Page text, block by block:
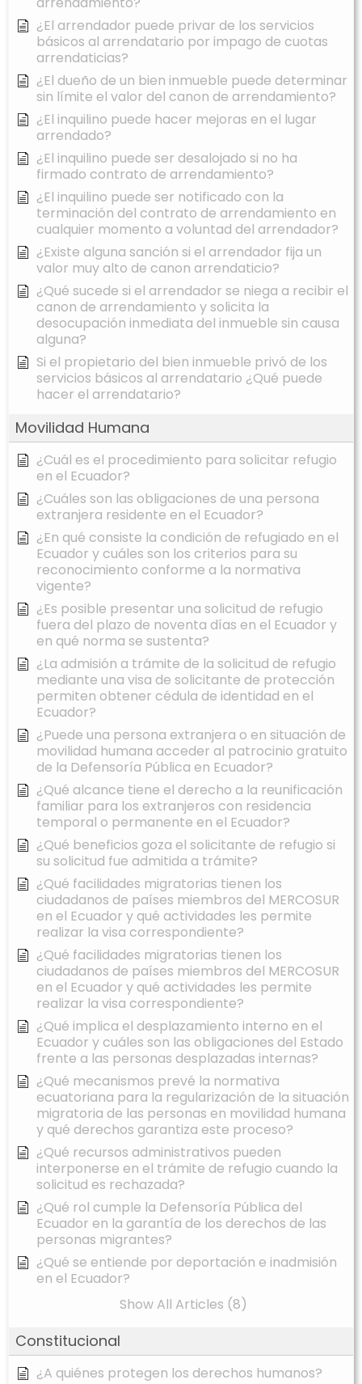
¿El arrendador puede privar de los servicios
básicos al arrendatario por impago de cuotas
arrendaticias?
¿El dueño de un bien inmueble puede determinar
sin límite el valor del canon de arrendamiento?
¿El inquilino puede hacer mejoras en el lugar
arrendado?
¿El inquilino puede ser desalojado si no ha
firmado contrato de arrendamiento?
¿El inquilino puede ser notificado con la
terminación del contrato de arrendamiento en
cualquier momento a voluntad del arrendador?
¿Existe alguna sanción si el arrendador fija un
valor muy alto de canon arrendaticio?
¿Qué sucede si el arrendador se niega a recibir el
canon de arrendamiento y solicita la
desocupación inmediata del inmueble sin causa
alguna?
Si el propietario del bien inmueble privó de los
servicios básicos al arrendatario ¿Qué puede
hacer el arrendatario?
Movilidad Humana
¿Cuál es el procedimiento para solicitar refugio
en el Ecuador?
¿Cuáles son las obligaciones de una persona
extranjera residente en el Ecuador?
¿En qué consiste la condición de refugiado en el
Ecuador y cuáles son los criterios para su
reconocimiento conforme a la normativa
vigente?
¿Es posible presentar una solicitud de refugio
fuera del plazo de noventa días en el Ecuador y
en qué norma se sustenta?
¿La admisión a trámite de la solicitud de refugio
mediante una visa de solicitante de protección
permiten obtener cédula de identidad en el
Ecuador?
¿Puede una persona extranjera o en situación de
movilidad humana acceder al patrocinio gratuito
de la Defensoría Pública en Ecuador?
¿Qué alcance tiene el derecho a la reunificación
familiar para los extranjeros con residencia
temporal o permanente en el Ecuador?
¿Qué beneficios goza el solicitante de refugio si
su solicitud fue admitida a trámite?
¿Qué facilidades migratorias tienen los
ciudadanos de países miembros del MERCOSUR
en el Ecuador y qué actividades les permite
realizar la visa correspondiente?
¿Qué facilidades migratorias tienen los
ciudadanos de países miembros del MERCOSUR
en el Ecuador y qué actividades les permite
realizar la visa correspondiente?
¿Qué implica el desplazamiento interno en el
Ecuador y cuáles son las obligaciones del Estado
frente a las personas desplazadas internas?
¿Qué mecanismos prevé la normativa
ecuatoriana para la regularización de la situación
migratoria de las personas en movilidad humana
y qué derechos garantiza este proceso?
¿Qué recursos administrativos pueden
interponerse en el trámite de refugio cuando la
solicitud es rechazada?
¿Qué rol cumple la Defensoría Pública del
Ecuador en la garantía de los derechos de las
personas migrantes?
¿Qué se entiende por deportación e inadmisión
en el Ecuador?
Show All Articles (8)
Constitucional
¿A quiénes protegen los derechos humanos?